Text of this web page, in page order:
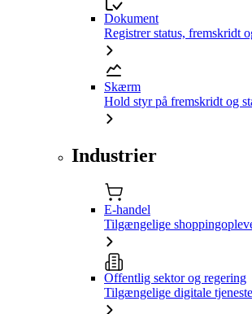
Dokument
Registrer status, fremskridt
Skærm
Hold styr på fremskridt og
Industrier
E-handel
Tilgængelige
Offentlig sektor og regering
Tilgængelige digitale